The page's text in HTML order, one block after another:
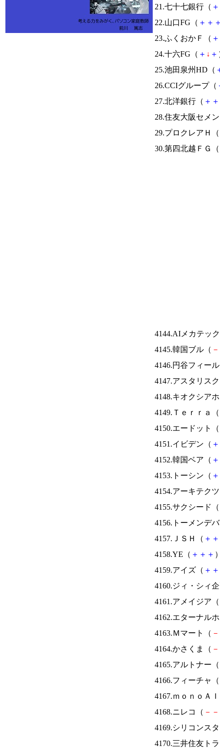
21.七十七銀行（ ＋
22.山口FG（ ＋ ＋
23.ふくおかＦ（ ＋
24.十六FG（ ＋ ↓ ＋
25.池田泉州HD（
26.CCIグループ（
27.北洋銀行（ ＋ ＋
28.住友大阪セメ
29.プロクレアＨ（
30.第四北越ＦＧ（
4144.AIメカテッ
4145.韓国ブル（ －
4146.円谷フィー
4147.アスタリス
4148.キオクシア
4149.Ｔｅｒｒａ（
4150.エードット（
4151.イビデン（ ＋
4152.韓国ベア（ ＋
4153.トーシン（ ＋
4154.アーキテク
4155.サクシード（
4156.トーメンデ
4157.ＪＳＨ（ ＋ ＋
4158.YE（ ＋ ＋ ＋
4159.アイズ（ ＋ ＋
4160.ジィ・シィ
4161.アメイジア（
4162.エターナル
4163.Ｍマート（ －
4164.かさくま（ －
4165.アルトナー（
4166.フィーチャ（
4167.ｍｏｎｏＡ
4168.ニレコ（ － －
4169.シリコンス
4170.三井住友ト